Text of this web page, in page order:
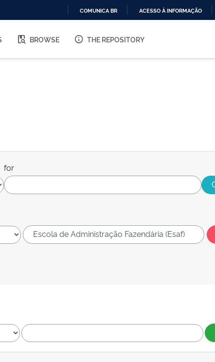
O
COMUNICA BR ACESSO À INFORMAÇÃO
BROWSE THE REPOSITORY
for